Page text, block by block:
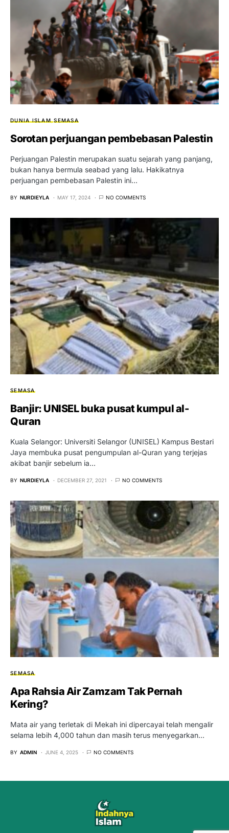
DUNIA ISLAM SEMASA
Sorotan perjuangan pembebasan Palestin
Perjuangan Palestin merupakan suatu sejarah yang panjang,
bukan hanya bermula seabad yang lalu. Hakikatnya
perjuangan pembebasan Palestin ini…
BY NURDIEYLA MAY 17, 2024 NO COMMENTS
SEMASA
Banjir: UNISEL buka pusat kumpul al-
Quran
Kuala Selangor: Universiti Selangor (UNISEL) Kampus Bestari
Jaya membuka pusat pengumpulan al-Quran yang terjejas
akibat banjir sebelum ia…
BY NURDIEYLA DECEMBER 27, 2021 NO COMMENTS
SEMASA
Apa Rahsia Air Zamzam Tak Pernah
Kering?
Mata air yang terletak di Mekah ini dipercayai telah mengalir
selama lebih 4,000 tahun dan masih terus menyegarkan…
BY ADMIN JUNE 4, 2025 NO COMMENTS